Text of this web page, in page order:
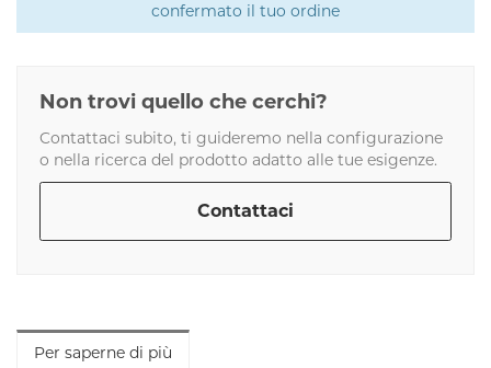
confermato il tuo ordine
Non trovi quello che cerchi?
Contattaci subito, ti guideremo nella configurazione
o nella ricerca del prodotto adatto alle tue esigenze.
Contattaci
Per saperne di più